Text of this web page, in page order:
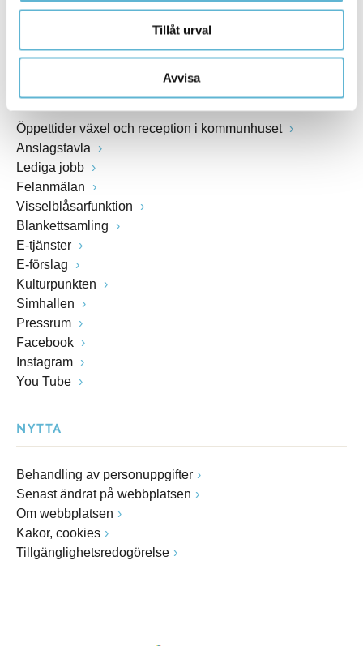
Tillåt urval
Avvisa
Fax: 0456-82 22 00
Öppettider växel och reception i kommunhuset
Anslagstavla
Lediga jobb
Felanmälan
Visselblåsarfunktion
Blankettsamling
E-tjänster
E-förslag
Kulturpunkten
Simhallen
Pressrum
Facebook
Instagram
You Tube
NYTTA
Behandling av personuppgifter
Senast ändrat på webbplatsen
Om webbplatsen
Kakor, cookies
Tillgänglighetsredogörelse